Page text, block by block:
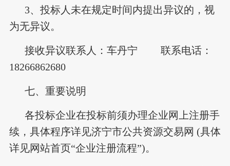
3、投标人未在规定时间内提出异议的，视
为无异议。
接收异议联系人：车丹宁 联系电话：
18266862680
七、重要说明
各投标企业在投标前须办理企业网上注册手
续，具体程序详见济宁市公共资源交易网 (具体
详见网站首页“企业注册流程”)。